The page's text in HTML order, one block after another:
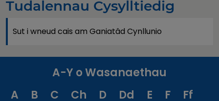
Tudalennau Cysylltiedig
Sut i wneud cais am Ganiatâd Cynllunio
A-Y o Wasanaethau
A
B C Ch D Dd E F
Ff